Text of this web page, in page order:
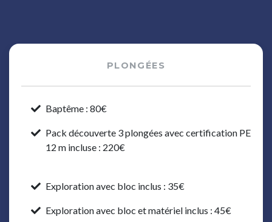
PLONGÉES
Baptême : 80€
Pack découverte 3 plongées avec certification PE
12 m incluse : 220€
Exploration avec bloc inclus : 35€
Exploration avec bloc et matériel inclus : 45€